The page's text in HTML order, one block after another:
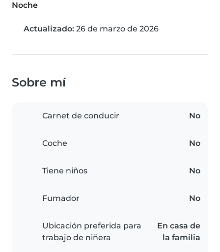
Noche
Actualizado: 26 de marzo de 2026
Sobre mí
Carnet de conducir No
Coche No
Tiene niños No
Fumador No
Ubicación preferida para
trabajo de niñera
En casa de
la familia